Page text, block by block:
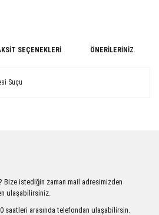
SEÇENEKLERI ÖNERILERINIZ
Suçu
bilgiler bulunuyor.
Bize istediğin zaman mail adresimizden
ulaşabilirsiniz.
saatleri arasında telefondan ulaşabilirsin.